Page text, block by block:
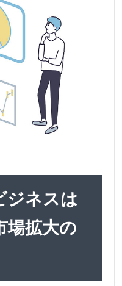
ジネスは
場拡大の